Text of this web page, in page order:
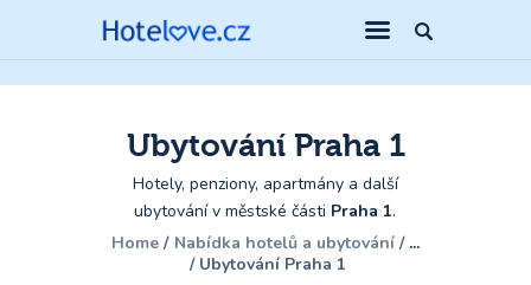
Ubytování Praha 1
Hotely, penziony, apartmány a další
ubytování v městské části Praha 1.
Home
Nabídka hotelů a ubytování
...
Ubytování Praha 1